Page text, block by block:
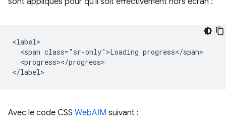
<label>
  <span class="sr-only">Loading progress</span>
  <progress></progress>
Avec le code CSS WebAIM suivant :